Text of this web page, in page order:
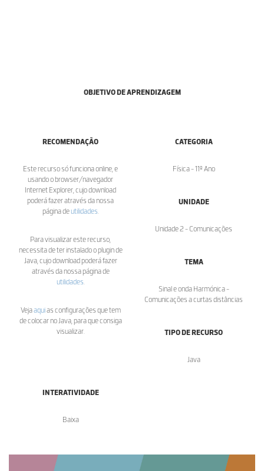
OBJETIVO DE APRENDIZAGEM
RECOMENDAÇÃO
Este recurso só funciona online, e
usando o browser/navegador
Internet Explorer, cujo download
poderá fazer através da nossa
página deutilidades
Para visualizar este recurso,
necessita de ter instalado o plugin de
Java, cujo download poderá fazer
através da nossa página de
utilidades
Vejaaquias configurações que tem
de colocar no Java, para que consiga
visualizar.
CATEGORIA
Física - 11º Ano
UNIDADE
Unidade 2 - Comunicações
TEMA
Sinal e onda Harmónica -
Comunicações a curtas distâncias
TIPO DE RECURSO
Java
INTERATIVIDADE
Baixa